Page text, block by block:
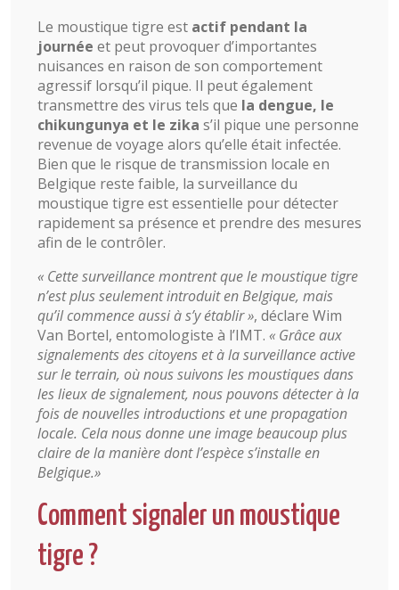
Le moustique tigre est actif pendant la
journée et peut provoquer d’importantes
nuisances en raison de son comportement
agressif lorsqu’il pique. Il peut également
transmettre des virus tels que la dengue, le
chikungunya et le zika s’il pique une personne
revenue de voyage alors qu’elle était infectée.
Bien que le risque de transmission locale en
Belgique reste faible, la surveillance du
moustique tigre est essentielle pour détecter
rapidement sa présence et prendre des mesures
afin de le contrôler.
« Cette surveillance montrent que le moustique tigre
n’est plus seulement introduit en Belgique, mais
qu’il commence aussi à s’y établir », déclare Wim
Van Bortel, entomologiste à l’IMT. « Grâce aux
signalements des citoyens et à la surveillance active
sur le terrain, où nous suivons les moustiques dans
les lieux de signalement, nous pouvons détecter à la
fois de nouvelles introductions et une propagation
locale. Cela nous donne une image beaucoup plus
claire de la manière dont l’espèce s’installe en
Belgique.»
Comment signaler un moustique
tigre ?